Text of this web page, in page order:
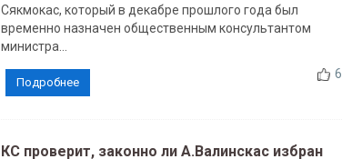
Сякмокас, который в декабре прошлого года был
временно назначен общественным консультантом
министра...
6
Подробнее
КС проверит, законно ли А.Валинскас избран